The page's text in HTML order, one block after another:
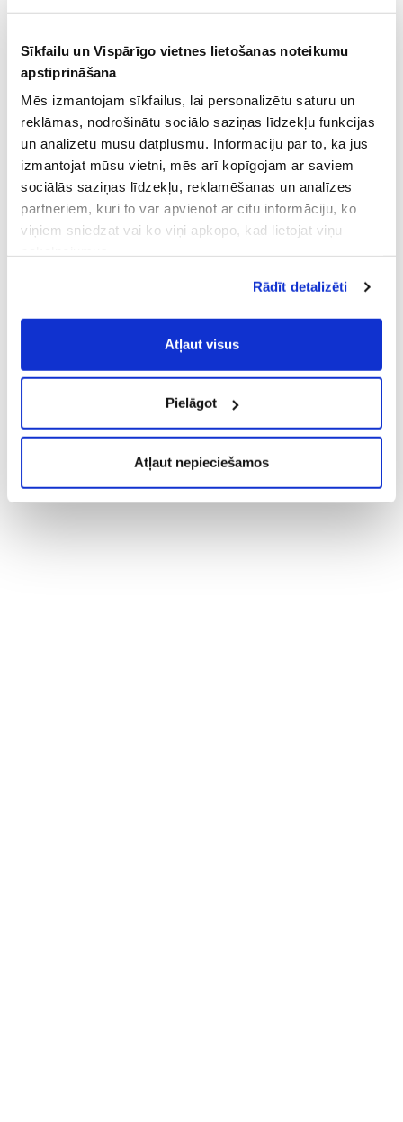
Sīkfailu un Vispārīgo vietnes lietošanas noteikumu
apstiprināšana
Mēs izmantojam sīkfailus, lai personalizētu saturu un
reklāmas, nodrošinātu sociālo saziņas līdzekļu funkcijas
un analizētu mūsu datplūsmu. Informāciju par to, kā jūs
izmantojat mūsu vietni, mēs arī kopīgojam ar saviem
sociālās saziņas līdzekļu, reklamēšanas un analīzes
partneriem, kuri to var apvienot ar citu informāciju, ko
viņiem sniedzat vai ko viņi apkopo, kad lietojat viņu
Vispārīgiem vietnes lietošanas
noteikumiem(saīsināti - VVLN).
Rādīt detalizēti
Atļaut visus
Pielāgot
Atļaut nepieciešamos